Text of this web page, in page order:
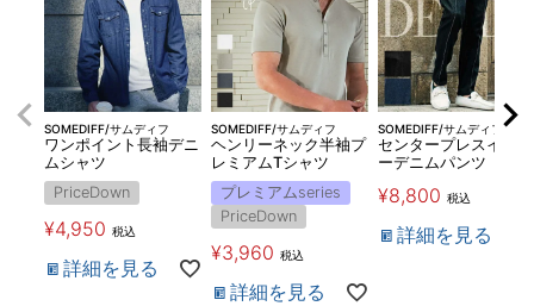
SOMEDIFF/サムディフ
ワンポイント長袖デニ
ムシャツ
PriceDown
¥4,950 税込
詳細を見る
SOMEDIFF/サムディフ
ヘンリーネック半袖プ
レミアムTシャツ
プレミアムseries
PriceDown
¥3,960 税込
詳細を見る
SOMEDIFF/サムディフ
センタープレスイージ
ーデニムパンツ
¥8,800 税込
詳細を見る